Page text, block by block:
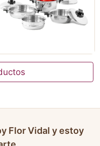
Flor Vidal y estoy